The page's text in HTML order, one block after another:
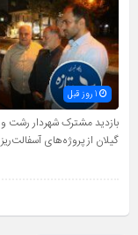
1 روز قبل
بازدید مشترک شهردار رشت
گیلان از پروژه‌های